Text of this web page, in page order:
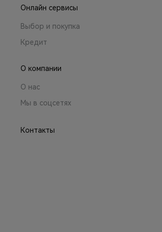
Онлайн сервисы
Выбор и покупка
Кредит
О компании
О нас
Мы в соцсетях
Контакты